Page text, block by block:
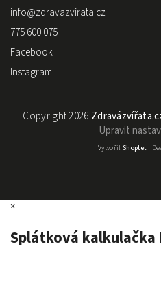
info@zdravazvirata.cz
775 600 075
Facebook
Instagram
Copyright 2026
Upravit
Vytvořil Shoptet|
×
Splátková kalkulačka